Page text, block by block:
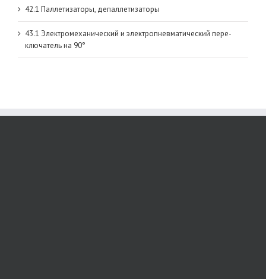
42.1 Паллетизаторы, депаллетизаторы
43.1 Электромеханический и электропневматический пере-
ключатель на 90°